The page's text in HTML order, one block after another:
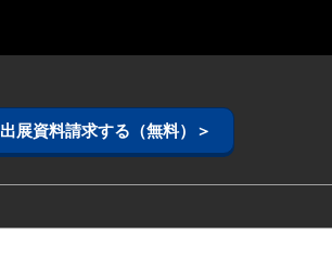
出展資料請求する（無料）＞